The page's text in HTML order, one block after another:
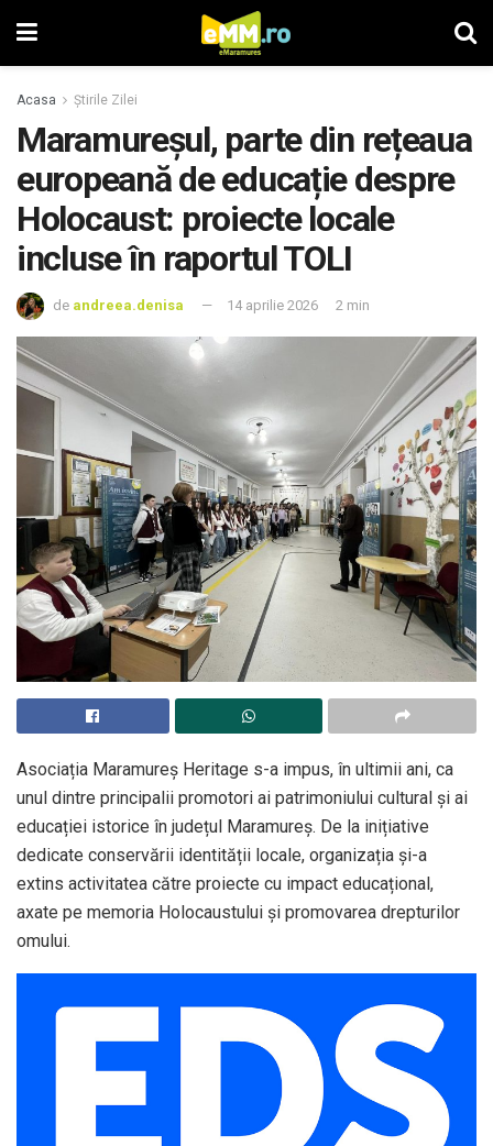
Acasa Știrile Zilei
Maramureșul, parte din rețeaua
europeană de educație despre
Holocaust: proiecte locale
incluse în raportul TOLI
de andreea.denisa 14 aprilie 2026 2 min
Asociația Maramureș Heritage s-a impus, în ultimii ani, ca
unul dintre principalii promotori ai patrimoniului cultural și ai
educației istorice în județul Maramureș. De la inițiative
dedicate conservării identității locale, organizația și-a
extins activitatea către proiecte cu impact educațional,
axate pe memoria Holocaustului și promovarea drepturilor
omului.